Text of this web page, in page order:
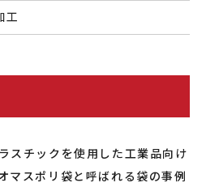
工
スチックを使用した工業品向け
マスポリ袋と呼ばれる袋の事例